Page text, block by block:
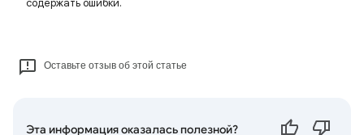
содержать ошибки.
Оставьте отзыв об этой статье
Эта информация оказалась полезной?